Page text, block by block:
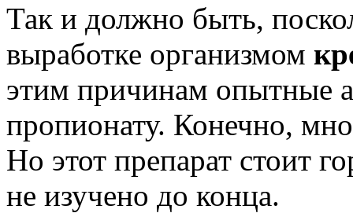
Так и должно быть,
выработке организмом
этим причинам опытные
пропионату. Конечно,
Но этот препарат стоит
не изучено до конца.